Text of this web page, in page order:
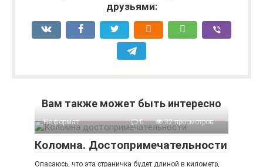
друзьями:
Вам также может быть интересно
Не формат 0 32 просмотров
Коломна. Достопримечательности
Опасаюсь, что эта страничка будет длиной в километр,